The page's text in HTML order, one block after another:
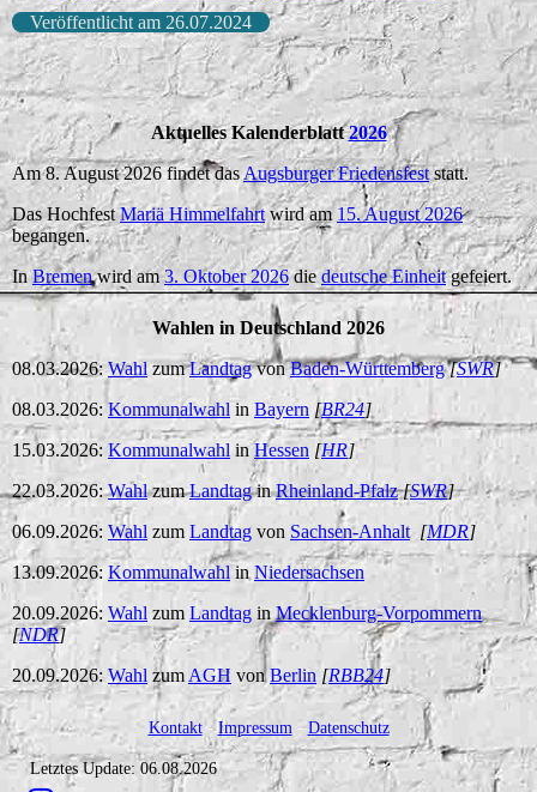
Veröffentlicht am 26.07.2024
Aktuelles Kalenderblatt2026
Am 8. August 2026 findet dasAugsburger Friedensfeststatt.
Das HochfestMariä Himmelfahrtwird am15. August 2026
begangen.
InBremenwird am3. Oktober 2026diedeutsche Einheitgefeiert.
Wahlen in Deutschland 2026
08.03.2026: WahlzumLandtagvonBaden-Württemberg [SWR]
08.03.2026:Kommunalwahlin Bayern [BR24]
15.03.2026: Kommunalwahl inHessen [HR]
22.03.2026:WahlzumLandtaginRheinland-Pfalz [SWR]
06.09.2026: Wahl zum Landtag von Sachsen-Anhalt [MDR]
13.09.2026: KommunalwahlinNiedersachsen
20.09.2026: Wahl zum Landtag inMecklenburg-Vorpommern
[NDR]
20.09.2026: Wahl zum AGH vonBerlin [RBB24]
Kontakt-Impressum-Datenschutz
Letztes Update: 06.08.2026